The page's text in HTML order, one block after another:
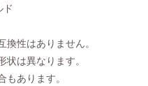
性はありません。
は異なります。
あります。